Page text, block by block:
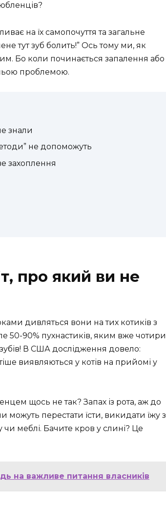
на їх самопочуття та загальне
тут зуб болить!” Ось тому ми, як
Бо коли починається запалення або
проблемою.
знали
не допоможуть
захоплення
про який ви не
дивляться вони на тих котиків з
50-90% пухнастиків, яким вже чотири
В США дослідження довело:
виявляються у котів на прийомі у
щось не так? Запах із рота, аж до
можуть перестати їсти, викидати їжу з
чи меблі. Бачите кров у слині? Це
на важливе питання власників